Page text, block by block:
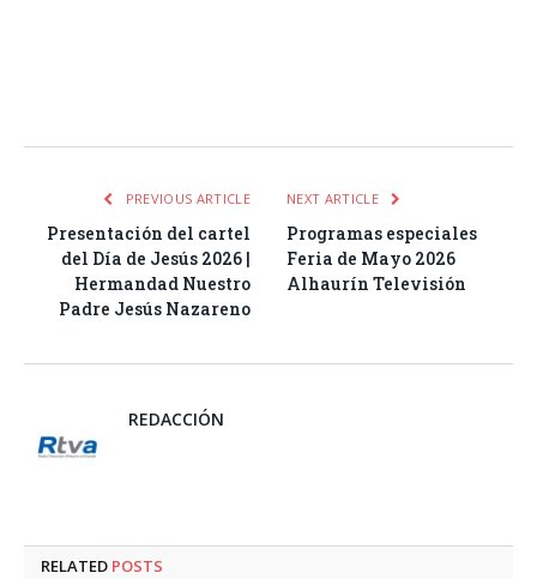
PREVIOUS ARTICLE
Presentación del cartel
del Día de Jesús 2026 |
Hermandad Nuestro
Padre Jesús Nazareno
NEXT ARTICLE
Programas especiales
Feria de Mayo 2026
Alhaurín Televisión
REDACCIÓN
RELATED POSTS